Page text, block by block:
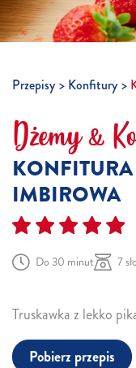
Przepisy Konfitury
Dżemy &
IMBIROWA
Do 30 minut 7
Truskawka z lekko
Pobierz przepis